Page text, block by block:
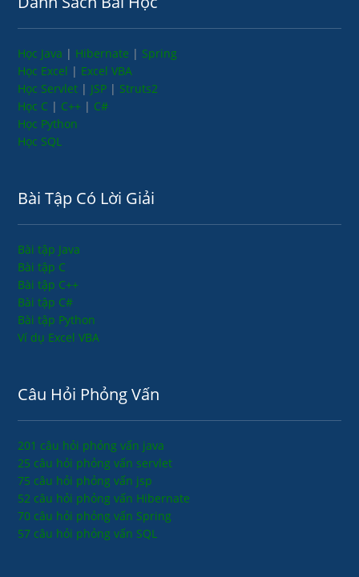
Học Java | Hibernate | Spring
Học Excel | Excel VBA
Học Servlet | JSP | Struts2
Học C | C++ | C#
Học Python
Học SQL
Bài Tập Có Lời Giải
Bài tập Java
Bài tập C
Bài tập C++
Bài tập C#
Bài tập Python
Ví dụ Excel VBA
Câu Hỏi Phỏng Vấn
201 câu hỏi phỏng vấn java
25 câu hỏi phỏng vấn servlet
75 câu hỏi phỏng vấn jsp
52 câu hỏi phỏng vấn Hibernate
70 câu hỏi phỏng vấn Spring
57 câu hỏi phỏng vấn SQL